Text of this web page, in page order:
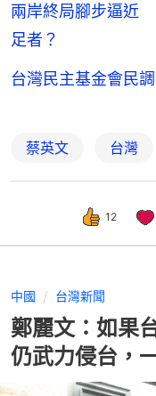
兩岸終局腳步逼近
足者？
台灣民主基金會民
蔡英文 台灣
12
中國 台灣新聞
鄭麗文：如果
仍武力侵台，